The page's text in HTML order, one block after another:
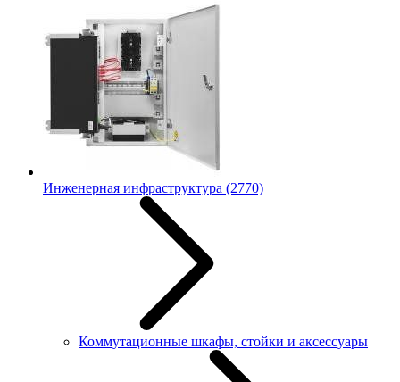
Инженерная инфраструктура (2770)
Коммутационные шкафы, стойки и аксессуары